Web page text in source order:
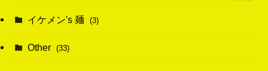
(38)
(114)
(15)
(43)
イケメン's 麺 (3)
Other (33)